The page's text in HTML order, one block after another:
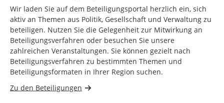
Wir laden Sie auf dem Beteiligungsportal herzlich ein, sich
aktiv an Themen aus Politik, Gesellschaft und Verwaltung zu
beteiligen. Nutzen Sie die Gelegenheit zur Mitwirkung an
Beteiligungsverfahren oder besuchen Sie unsere
zahlreichen Veranstaltungen. Sie können gezielt nach
Beteiligungsverfahren zu bestimmten Themen und
Beteiligungsformaten in Ihrer Region suchen.
Zu den Beteiligungen